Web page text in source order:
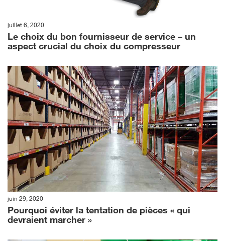
juillet 6, 2020
Le choix du bon fournisseur de service – un
aspect crucial du choix du compresseur
juin 29, 2020
Pourquoi éviter la tentation de pièces « qui
devraient marcher »